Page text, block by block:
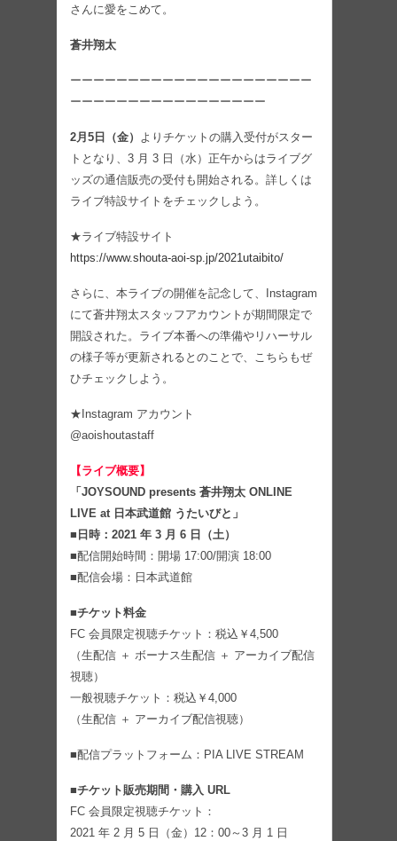
さんに愛をこめて。
蒼井翔太
ーーーーーーーーーーーーーーーーーーーーー
ーーーーーーーーーーーーーーーーー
2月5日（金） よりチケットの購入受付がスター
トとなり、3 月 3 日（水）正午からはライブグ
ッズの通信販売の受付も開始される。詳しくは
ライブ特設サイトをチェックしよう。
★ライブ特設サイト
https://www.shouta-aoi-sp.jp/2021utaibito/
さらに、本ライブの開催を記念して、Instagram
にて蒼井翔太スタッフアカウントが期間限定で
開設された。ライブ本番への準備やリハーサル
の様子等が更新されるとのことで、こちらもぜ
ひチェックしよう。
★Instagram アカウント
@aoishoutastaff
【ライブ概要】
「JOYSOUND presents 蒼井翔太 ONLINE
LIVE at 日本武道館 うたいびと」
■日時：2021 年 3 月 6 日（土）
■配信開始時間：開場 17:00/開演 18:00
■配信会場：日本武道館
■チケット料金
FC 会員限定視聴チケット：税込￥4,500
（生配信 ＋ ボーナス生配信 ＋ アーカイブ配信
視聴）
一般視聴チケット：税込￥4,000
（生配信 ＋ アーカイブ配信視聴）
■配信プラットフォーム：PIA LIVE STREAM
■チケット販売期間・購入 URL
FC 会員限定視聴チケット：
2021 年 2 月 5 日（金）12：00～3 月 1 日